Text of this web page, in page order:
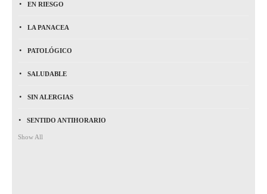
EN RIESGO
LA PANACEA
PATOLÓGICO
SALUDABLE
SIN ALERGIAS
SENTIDO ANTIHORARIO
Show All